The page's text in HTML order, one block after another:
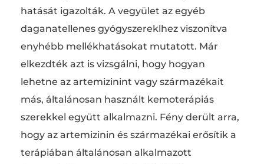
hatását igazolták. A vegyület az egyéb
daganatellenes gyógyszereklhez viszonítva
enyhébb mellékhatásokat mutatott. Már
elkezdték azt is vizsgálni, hogy hogyan
lehetne az artemizinint vagy származékait
más, általánosan használt kemoterápiás
szerekkel együtt alkalmazni. Fény derült arra,
hogy az artemizinin és származékai erősítik a
terápiában általánosan alkalmazott